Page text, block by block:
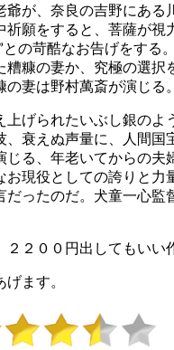
爺が、奈良の吉野にある
祈願をすると、菩薩が視
との苛酷なお告げをする
糟糠の妻か、究極の選択
妻は野村萬斎が演じる。
上げられたいぶし銀のよ
、衰えぬ声量に、人間国
じる、年老いてからの夫
お現役としての誇りと力
だったのだ。犬童一心監
２００円出してもいい
ます。